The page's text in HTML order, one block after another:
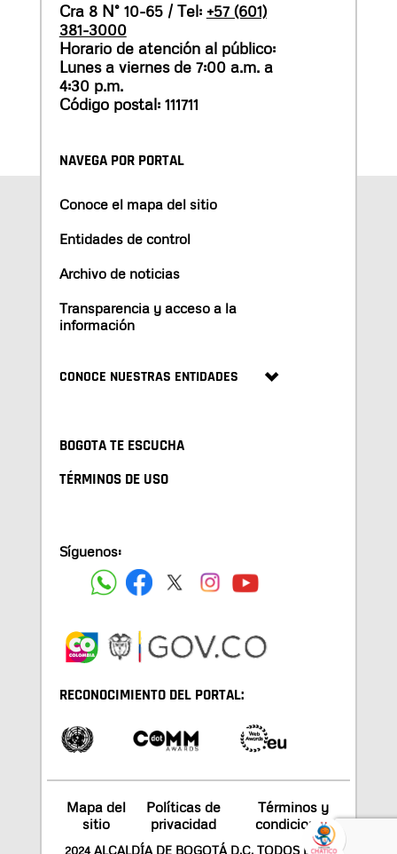
Cra 8 N° 10-65 / Tel: +57 (601)
381-3000
Horario de atención al público:
Lunes a viernes de 7:00 a.m. a
4:30 p.m.
Código postal: 111711
NAVEGA POR PORTAL
Conoce el mapa del sitio
Entidades de control
Archivo de noticias
Transparencia y acceso a la
información
CONOCE NUESTRAS ENTIDADES
BOGOTA TE ESCUCHA
TÉRMINOS DE USO
Síguenos:
RECONOCIMIENTO DEL PORTAL:
Mapa del
sitio
Políticas de
privacidad
Términos y
condiciones
2024 ALCALDÍA DE BOGOTÁ D.C. TODOS LOS